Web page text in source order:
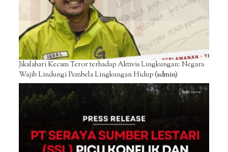
Jikalahari Kecam Teror terhadap Aktivis Lingkungan: Negara
Wajib Lindungi Pembela Lingkungan Hidup(admin)